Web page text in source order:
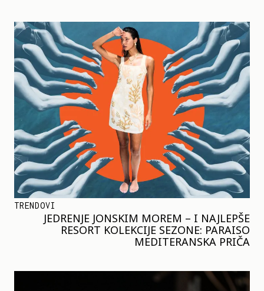
TRENDOVI
JEDRENJE JONSKIM MOREM – I NAJLEPŠE
RESORT KOLEKCIJE SEZONE: PARAISO
MEDITERANSKA PRIČA